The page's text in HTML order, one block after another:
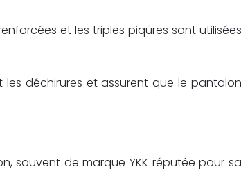
et les triples piqûres sont utilisées
déchirures et assurent que le pantalon
souvent de marque YKK réputée pour sa